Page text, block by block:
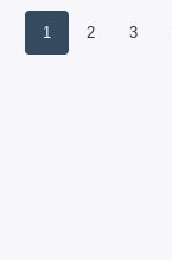
1 2 3